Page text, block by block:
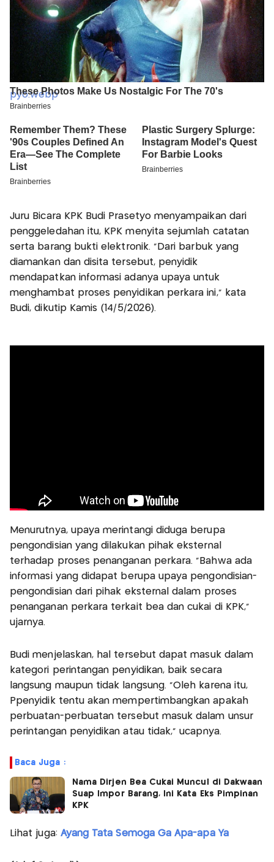
Juru Bicara KPK Budi Prasetyo menyampaikan dari
penggeledahan itu, KPK menyita sejumlah catatan
serta barang bukti elektronik. “Dari barbuk yang
diamankan dan disita tersebut, penyidik
mendapatkan informasi adanya upaya untuk
menghambat proses penyidikan perkara ini,” kata
Budi, dikutip Kamis (14/5/2026).
Menurutnya, upaya merintangi diduga berupa
pengondisian yang dilakukan pihak eksternal
terhadap proses penanganan perkara. “Bahwa ada
informasi yang didapat berupa upaya pengondisian-
pengondisian dari pihak eksternal dalam proses
penanganan perkara terkait bea dan cukai di KPK,”
ujarnya.
Budi menjelaskan, hal tersebut dapat masuk dalam
kategori perintangan penyidikan, baik secara
langsung maupun tidak langsung. “Oleh karena itu,
Ppenyidik tentu akan mempertimbangkan apakah
perbuatan-perbuatan tersebut masuk dalam unsur
perintangan penyidikan atau tidak,” ucapnya.
Baca Juga :
Nama Dirjen Bea Cukai Muncul di Dakwaan
Suap Impor Barang, Ini Kata Eks Pimpinan
KPK
Lihat juga: Ayang Tata Semoga Ga Apa-apa Ya